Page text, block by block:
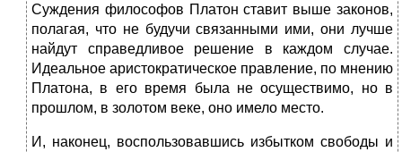
Суждения философов Платон ставит выше законов,
полагая, что не будучи связанными ими, они лучше
найдут справедливое решение в каждом случае.
Идеальное аристократическое правление, по мнению
Платона, в его время была не осуществимо, но в
прошлом, в золотом веке, оно имело место.
И, наконец, воспользовавшись избытком свободы и